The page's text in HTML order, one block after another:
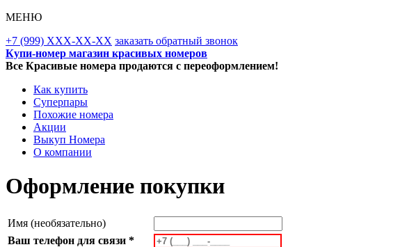
МЕНЮ
+7 (999) XXX-XX-XX заказать обратный звонок
Купи-номер магазин красивых номеров
Все Красивые номера продаются с переоформлением!
Как купить
Суперпары
Похожие номера
Акции
Выкуп Номера
О компании
Оформление покупки
Имя (необязательно)
Ваш телефон для связи *